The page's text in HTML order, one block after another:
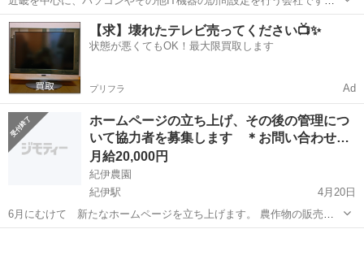
業務量増大の為、新規スタッフを大募集しております。まだまだ小さ
い会社ですが 我々と一緒に働きませんか！ 基本的なお仕事は、指定時
間にお客様宅にご訪問...
和歌山 有田市 その他 成果報酬型
【求】壊れたテレビ売ってください📺✨
状態が悪くてもOK！最大限買取します
プリフラ Ad
ホームページの立ち上げ、その後の管理につ
いて協力者を募集します ＊お問い合わせ…
月給20,000円
紀伊農園
紀伊駅
4月20日
6月にむけて 新たなホームページを立ち上げます。 農作物の販売を
目的としたホームページです。 商品の詳しい説明、作物の成長過程を